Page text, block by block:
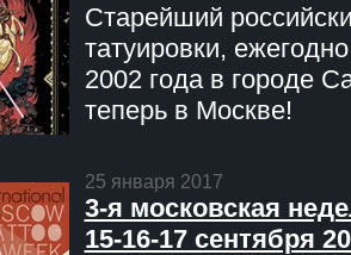
Старейший
татуировки,
2002 года в городе
теперь в Москве!
25 января 2017
3-я московская
15-16-17 сентября